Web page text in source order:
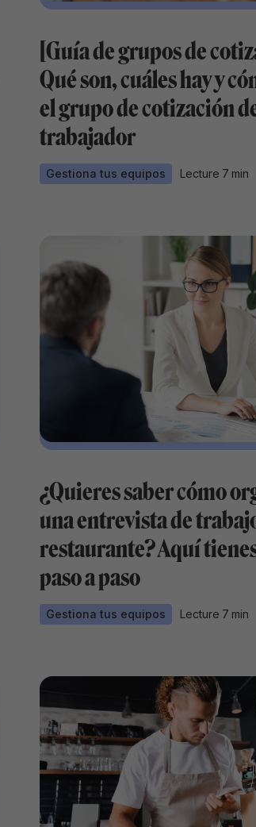
[Guía de grupos de
Qué son, cuáles hay y
el grupo de cotización
trabajador
Gestiona tus equipos Lecture 7 min
¿Quieres saber cómo
una entrevista de
restaurante? Aquí
paso a paso
Gestiona tus equipos Lecture 7 min